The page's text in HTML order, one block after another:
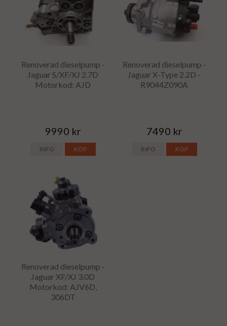
Renoverad dieselpump -
Jaguar S/XF/XJ 2.7D
Motorkod: AJD
9990 kr
INFO KÖP
Renoverad dieselpump -
Jaguar X-Type 2.2D -
R9044Z090A
7490 kr
INFO KÖP
Renoverad dieselpump -
Jaguar XF/XJ 3.0D
Motorkod: AJV6D,
306DT